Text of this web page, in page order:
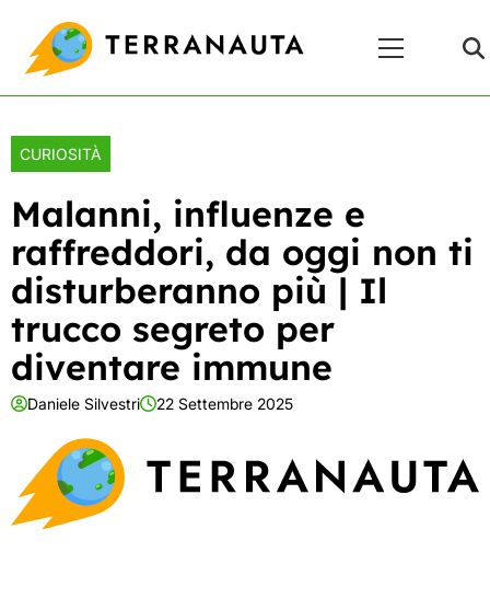
content
Principale
CURIOSITÀ
Malanni, influenze e
raffreddori, da oggi non ti
disturberanno più | Il
trucco segreto per
diventare immune
Daniele Silvestri 22 Settembre 2025